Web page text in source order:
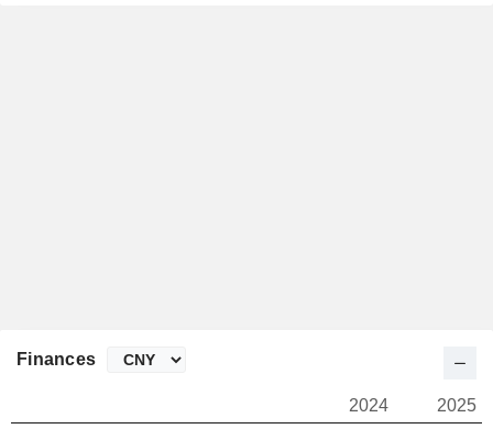
Finances
2024
2025